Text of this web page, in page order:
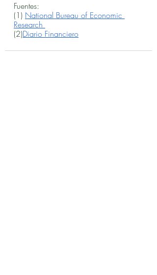
Fuentes:
(1) National Bureau of Economic
Research
(2)Diario Financiero